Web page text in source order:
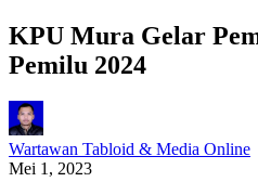
KPU Mura Gelar
Pemilu 2024
Wartawan Tabloid & Media Online
Mei 1, 2023